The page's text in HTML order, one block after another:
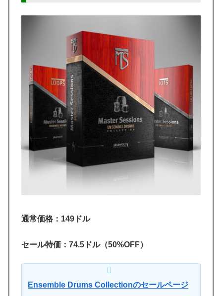
通常価格：149ドル
セール特価：74.5ドル（50%OFF）
Ensemble Drums Collectionのセールページ